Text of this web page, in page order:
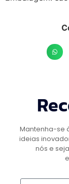
Mantenha-se
ideias
nós e